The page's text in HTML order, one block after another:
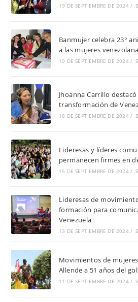
19 DE SEPTIEMBRE DE 2024 /
Banmujer celebra 23°
a las mujeres
19 DE SEPTIEMBRE DE 2024 /
Jhoanna Carrillo
transformación de
18 DE SEPTIEMBRE DE 2024 /
Lideresas y líderes
permanecen firmes en
15 DE SEPTIEMBRE DE 2024 /
Lideresas de
formación para
Venezuela
13 DE SEPTIEMBRE DE 2024 /
Movimientos de
Allende a 51 años del
11 DE SEPTIEMBRE DE 2024 /